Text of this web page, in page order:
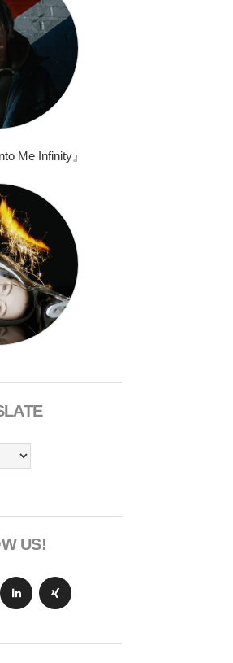
Me Infinity』
US!